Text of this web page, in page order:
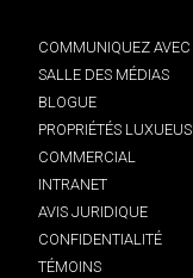
COMMUNIQUEZ
SALLE DES MÉDIAS
BLOGUE
PROPRIÉTÉS
COMMERCIAL
INTRANET
AVIS JURIDIQUE
CONFIDENTIALITÉ
TÉMOINS